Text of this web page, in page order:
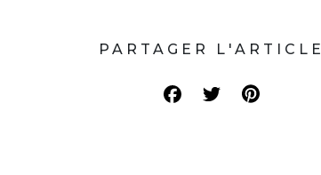
PARTAGER L'ARTICLE